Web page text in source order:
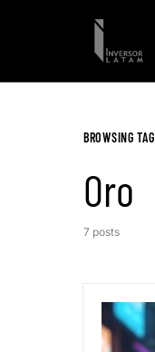
BROWSING TAG
Oro
7 posts